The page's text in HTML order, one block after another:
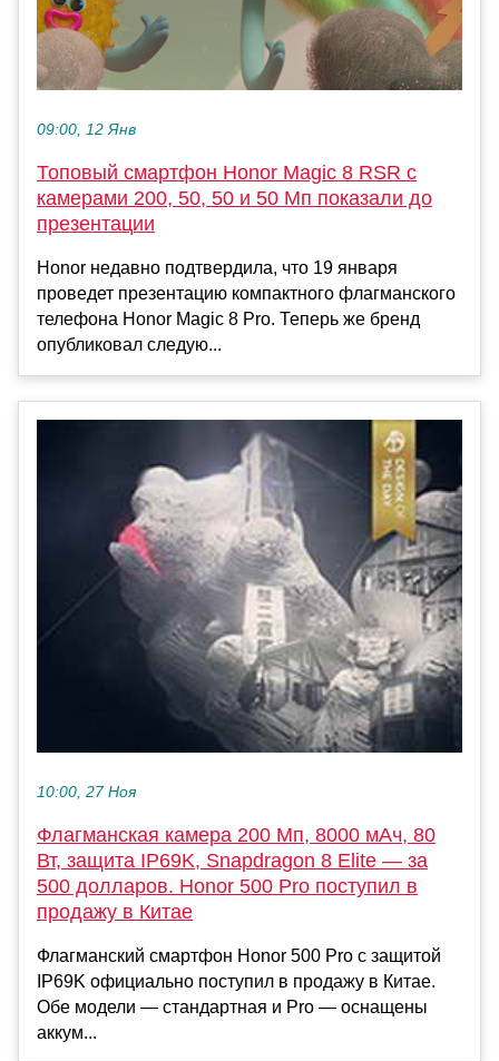
09:00, 12 Янв
Топовый смартфон Honor Magic 8 RSR с
камерами 200, 50, 50 и 50 Мп показали до
презентации
Honor недавно подтвердила, что 19 января
проведет презентацию компактного флагманского
телефона Honor Magic 8 Pro. Теперь же бренд
опубликовал следую...
10:00, 27 Ноя
Флагманская камера 200 Мп, 8000 мАч, 80
Вт, защита IP69K, Snapdragon 8 Elite — за
500 долларов. Honor 500 Pro поступил в
продажу в Китае
Флагманский смартфон Honor 500 Pro с защитой
IP69K официально поступил в продажу в Китае.
Обе модели — стандартная и Pro — оснащены
аккум...